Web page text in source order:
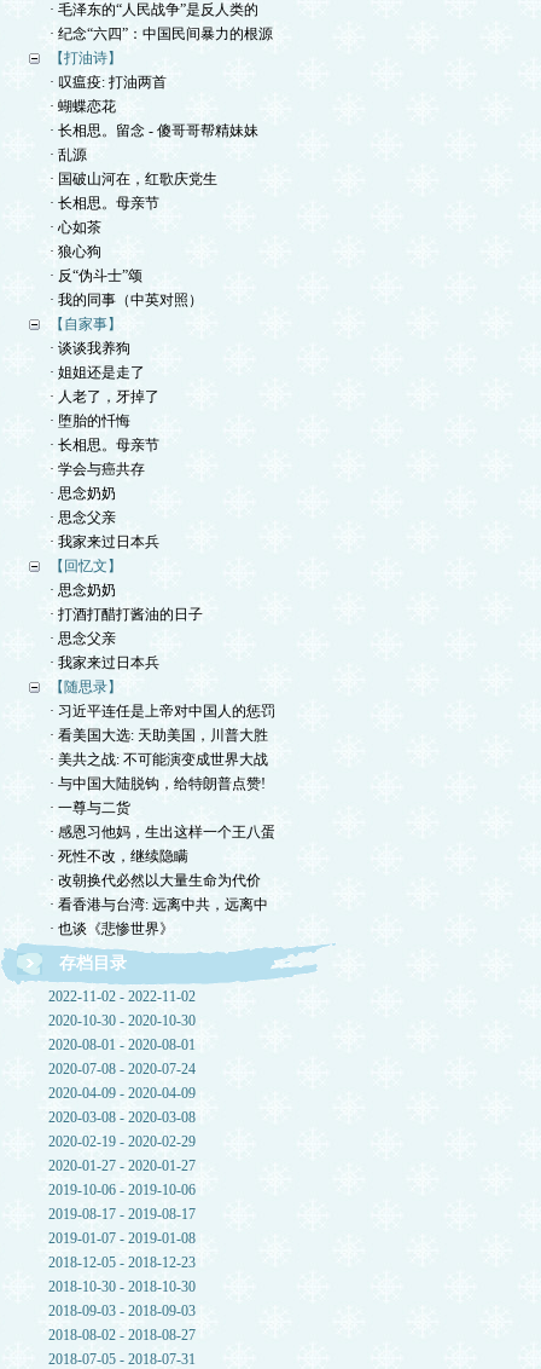
· 毛泽东的“人民战争”是反人类的
· 纪念“六四”：中国民间暴力的根源
【打油诗】
· 叹瘟疫: 打油两首
· 蝴蝶恋花
· 长相思。留念 - 傻哥哥帮精妹妹
· 乱源
· 国破山河在，红歌庆党生
· 长相思。母亲节
· 心如茶
· 狼心狗
· 反“伪斗士”颂
· 我的同事（中英对照）
【自家事】
· 谈谈我养狗
· 姐姐还是走了
· 人老了，牙掉了
· 堕胎的忏悔
· 长相思。母亲节
· 学会与癌共存
· 思念奶奶
· 思念父亲
· 我家来过日本兵
【回忆文】
· 思念奶奶
· 打酒打醋打酱油的日子
· 思念父亲
· 我家来过日本兵
【随思录】
· 习近平连任是上帝对中国人的惩罚
· 看美国大选: 天助美国，川普大胜
· 美共之战: 不可能演变成世界大战
· 与中国大陆脱钩，给特朗普点赞!
· 一尊与二货
· 感恩习他妈，生出这样一个王八蛋
· 死性不改，继续隐瞒
· 改朝换代必然以大量生命为代价
· 看香港与台湾: 远离中共，远离中
· 也谈《悲惨世界》
存档目录
2022-11-02 - 2022-11-02
2020-10-30 - 2020-10-30
2020-08-01 - 2020-08-01
2020-07-08 - 2020-07-24
2020-04-09 - 2020-04-09
2020-03-08 - 2020-03-08
2020-02-19 - 2020-02-29
2020-01-27 - 2020-01-27
2019-10-06 - 2019-10-06
2019-08-17 - 2019-08-17
2019-01-07 - 2019-01-08
2018-12-05 - 2018-12-23
2018-10-30 - 2018-10-30
2018-09-03 - 2018-09-03
2018-08-02 - 2018-08-27
2018-07-05 - 2018-07-31